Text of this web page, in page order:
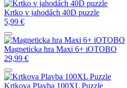
Krtko v jahodách 40D puzzle
5,99 €
Magneticka hra Maxi 6+ iOTOBO
29,99 €
Krtkova Plavba 100XL Puzzle